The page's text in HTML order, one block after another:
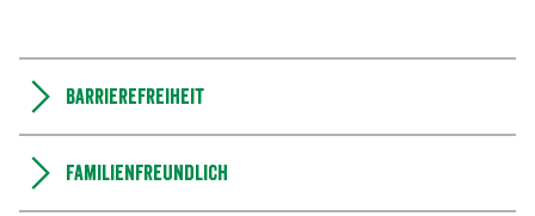
Barrierefreiheit
Familienfreundlich